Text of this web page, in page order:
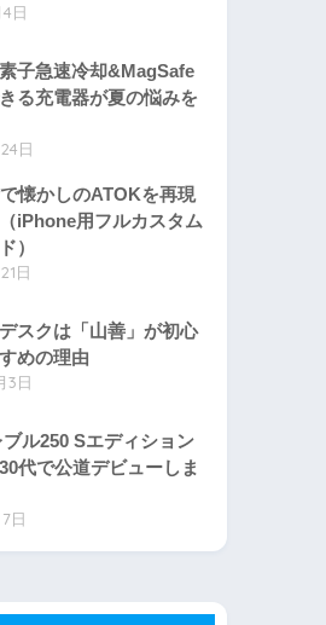
日
子急速冷却&MagSafe
る充電器が夏の悩みを
日
懐かしのATOKを再現
iPhone用フルカスタム
）
日
スクは「山善」が初心
めの理由
3日
ル250 Sエディション
代で公道デビューしま
日